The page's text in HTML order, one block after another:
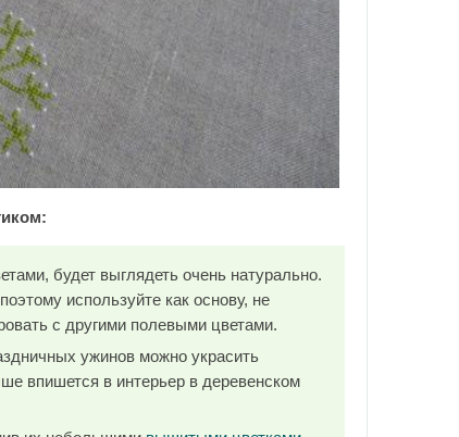
будет выглядеть очень натурально.
используйте как основу, не
с другими полевыми цветами.
ужинов можно украсить
впишется в интерьер в деревенском